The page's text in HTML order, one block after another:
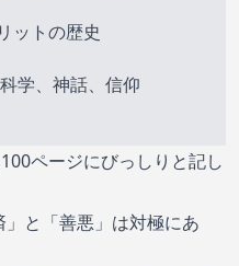
ットの歴史
学、神話、信仰
ページにびっしりと記し
と「善悪」は対極にあ